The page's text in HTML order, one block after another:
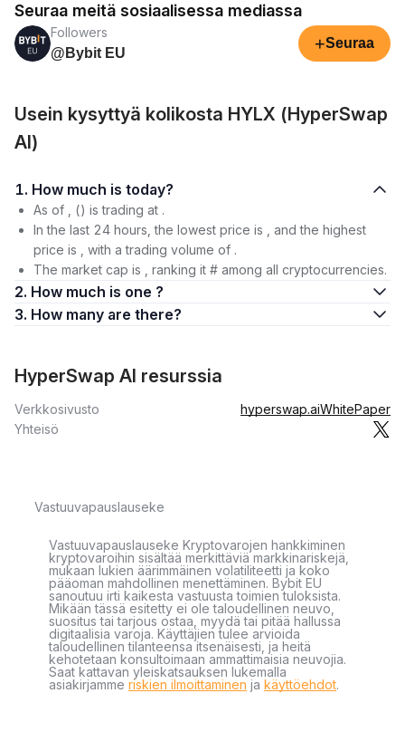
Seuraa meitä sosiaalisessa mediassa
Followers
@Bybit EU
+Seuraa
Usein kysyttyä kolikosta HYLX (HyperSwap
AI)
1. How much is today?
As of , () is trading at .
In the last 24 hours, the lowest price is , and the highest
price is , with a trading volume of .
The market cap is , ranking it # among all cryptocurrencies.
2. How much is one ?
3. How many are there?
HyperSwap AI resurssia
Verkkosivusto hyperswap.aiWhitePaper
Yhteisö
Vastuuvapauslauseke
Vastuuvapauslauseke Kryptovarojen hankkiminen
kryptovaroihin sisältää merkittäviä markkinariskejä,
mukaan lukien äärimmäinen volatiliteetti ja koko
pääoman mahdollinen menettäminen. Bybit EU
sanoutuu irti kaikesta vastuusta toimien tuloksista.
Mikään tässä esitetty ei ole taloudellinen neuvo,
suositus tai tarjous ostaa, myydä tai pitää hallussa
digitaalisia varoja. Käyttäjien tulee arvioida
taloudellinen tilanteensa itsenäisesti, ja heitä
kehotetaan konsultoimaan ammattimaisia neuvojia.
Saat kattavan yleiskatsauksen lukemalla
asiakirjamme riskien ilmoittaminen ja käyttöehdot.